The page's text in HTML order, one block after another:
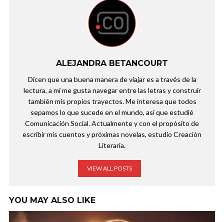
ALEJANDRA BETANCOURT
Dicen que una buena manera de viajar es a través de la
lectura, a mí me gusta navegar entre las letras y construir
también mis propios trayectos. Me interesa que todos
sepamos lo que sucede en el mundo, así que estudié
Comunicación Social. Actualmente y con el propósito de
escribir mis cuentos y próximas novelas, estudio Creación
Literaria.
VIEW ALL POSTS
YOU MAY ALSO LIKE